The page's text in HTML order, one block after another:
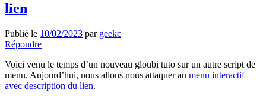
lien
Publié le 10/02/2023 par geekc
Répondre
Voici venu le temps d’un nouveau gloubi tuto sur un autre script de
menu. Aujourd’hui, nous allons nous attaquer au menu interactif
avec description du lien.